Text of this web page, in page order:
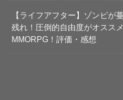
【ライフアフター】ゾンビが
残れ！圧倒的自由度がオスス
MMORPG！評価・感想